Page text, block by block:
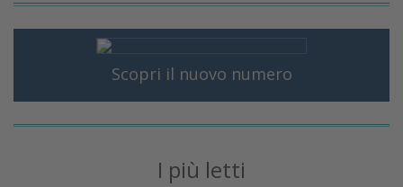
Scopri il nuovo numero
I più letti